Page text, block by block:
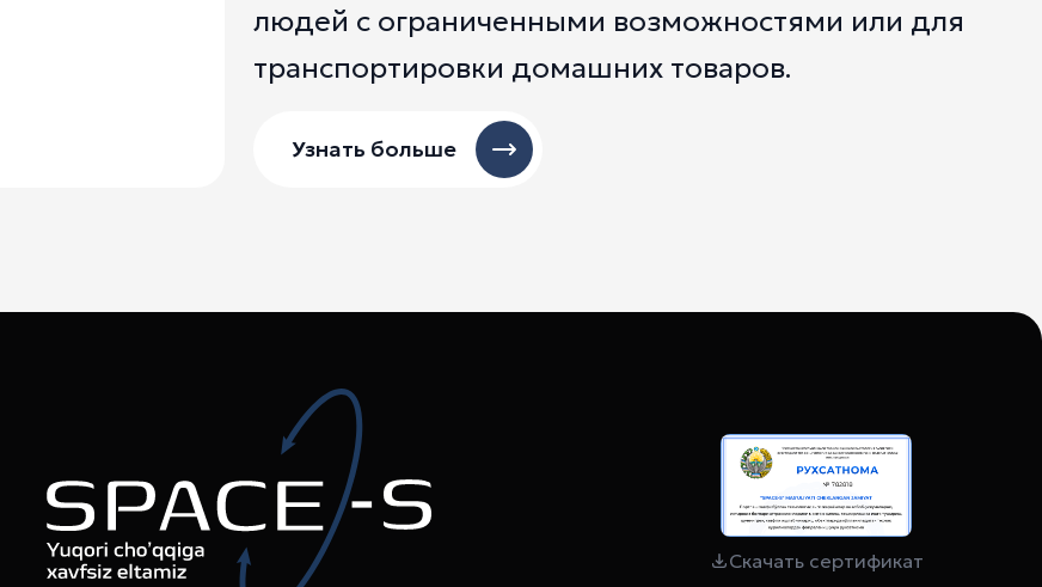
людей с ограниченными возможностями или для
транспортировки домашних товаров.
Узнать больше
Скачать сертификат